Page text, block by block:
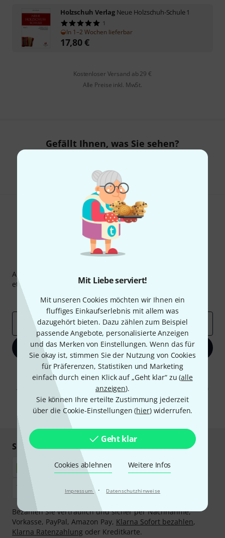
Mit Liebe serviert!
Mit unseren Cookies möchten wir Ihnen ein
fluffiges Einkaufserlebnis mit allem was
dazugehört bieten. Dazu zählen zum Beispiel
passende Angebote, personalisierte Anzeigen
und das Merken von Einstellungen. Wenn das für
Sie okay ist, stimmen Sie der Nutzung von Cookies
für Präferenzen, Statistiken und Marketing
einfach durch einen Klick auf „Geht klar“ zu (alle
anzeigen).
Sie können Ihre erteilte Zustimmung jederzeit
über die Cookie-Einstellungen (hier) widerrufen.
Geht klar
Cookies ablehnen Weitere Infos
Impressum · Datenschutzhinweise
Holzschuh Verlag Neue Holzschuh-Schule 1
1
In 1–2 Wochen lieferbar
17,80€
Kostenloser Versand ab 29 €
Alle Preise inkl. MwSt.
Gefällt Ihnen, was Sie sehen?
Abonniere den Thomann Newsletter und gewinne mit
etwas Glück einen von50 Gutscheinenüber jeweils
Inspirierende Beiträge
Deals Thomann Insights
E-Mail-Adresse*
Jetzt anmelden
Mit Klick auf „Jetzt anmelden“ stimmen Sie dem Erhalt von E-Mail-
Werbung und einer Messung des E-Mail-Nutzungsverhaltens zu. Die
Abmeldung ist jederzeit möglich. Weitere Informationen finden Sie in
unseren
Datenschutzhinweisen
* Pflichtfeld
Sicher einkaufen & bezahlen
Bezahlen Sie vertraulich und sicher per Nachnahme,
Vorkasse, PayPal, Amazon Pay, Klarna Sofort bezahlen,
Klarna Ratenzahlung oder Kreditkarte.